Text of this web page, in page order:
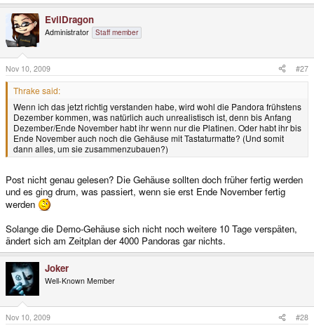
EvilDragon
Administrator Staff member
Nov 10, 2009 #27
Thrake said:
Wenn ich das jetzt richtig verstanden habe, wird wohl die Pandora frühstens
Dezember kommen, was natürlich auch unrealistisch ist, denn bis Anfang
Dezember/Ende November habt ihr wenn nur die Platinen. Oder habt ihr bis
Ende November auch noch die Gehäuse mit Tastaturmatte? (Und somit
dann alles, um sie zusammenzubauen?)
Post nicht genau gelesen? Die Gehäuse sollten doch früher fertig werden
und es ging drum, was passiert, wenn sie erst Ende November fertig
werden
Solange die Demo-Gehäuse sich nicht noch weitere 10 Tage verspäten,
ändert sich am Zeitplan der 4000 Pandoras gar nichts.
Joker
Well-Known Member
Nov 10, 2009 #28